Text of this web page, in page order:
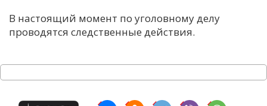
М
Ч
В настоящий момент по уголовному делу
проводятся следственные действия.